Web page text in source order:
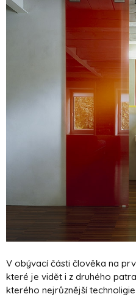
V obývací části člověka na
které je vidět i z druhého
kterého nejrůznější